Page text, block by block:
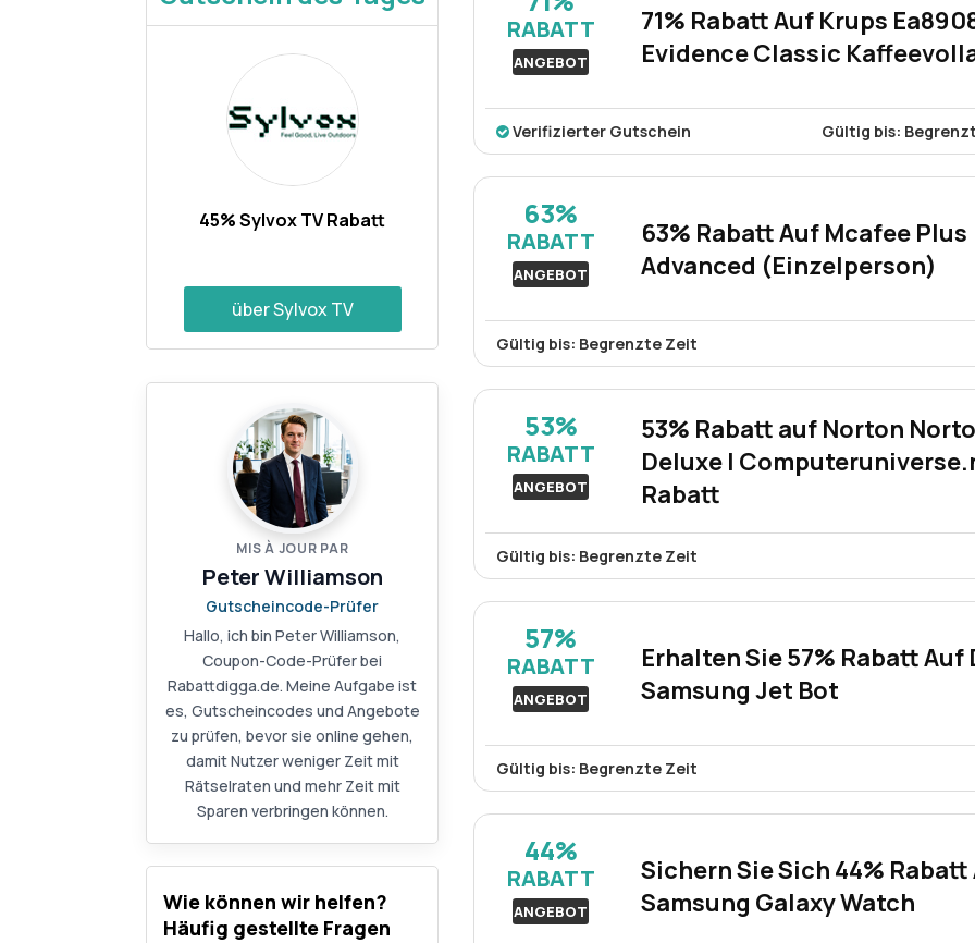
RABATT
ANGEBOT
71% Rabatt Auf Krups
Evidence Classic
Verifizierter Gutschein Gültig bis:
Rabatt:71% rabatt auf krups ea8908 evidence classic
Mindestkaufbetrag:
Berechtigung:
Art des Angebots:
Kumulierbar:Nicht mit anderen angeboten kombinierbar
Bedingungen:Die geschäftsbedingungen finden sie auf der
63%
RABATT
ANGEBOT
63% Rabatt Auf Mcafee Plus
Advanced (Einzelperson)
Gültig bis: Begrenzte Zeit
Computeruniverse.net.
53%
RABATT
ANGEBOT
53% Rabatt auf Norton
Deluxe |
Rabatt
Gültig bis: Begrenzte Zeit
57%
RABATT
ANGEBOT
Erhalten Sie 57% Rabatt Auf
Samsung Jet Bot
Gültig bis: Begrenzte Zeit
Selbstentleerungsstation ausgestattet ist, verspricht, den
44%
RABATT
ANGEBOT
Sichern Sie Sich 44% Rabatt
Samsung Galaxy Watch
45% Sylvox TV Rabatt
über Sylvox TV
MIS À JOUR PAR
Peter Williamson
Gutscheincode-Prüfer
Hallo, ich bin Peter Williamson,
Coupon-Code-Prüfer bei
Rabattdigga.de. Meine Aufgabe ist
es, Gutscheincodes und Angebote
zu prüfen, bevor sie online gehen,
damit Nutzer weniger Zeit mit
Rätselraten und mehr Zeit mit
Sparen verbringen können.
Wie können wir helfen?
Häufig gestellte Fragen